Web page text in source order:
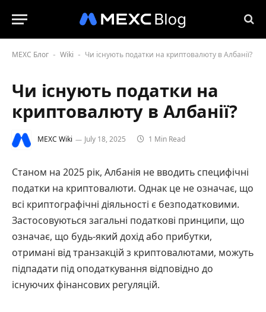
MEXC Блог - Wiki - Чи існують податки на криптовалюту в Албанії?
Чи існують податки на
криптовалюту в Албанії?
MEXC Wiki July 18, 2025 1 Min Read
Станом на 2025 рік, Албанія не вводить специфічні
податки на криптовалюти. Однак це не означає, що
всі криптографічні діяльності є безподатковими.
Застосовуються загальні податкові принципи, що
означає, що будь-який дохід або прибутки,
отримані від транзакцій з криптовалютами, можуть
підпадати під оподаткування відповідно до
існуючих фінансових регуляцій.